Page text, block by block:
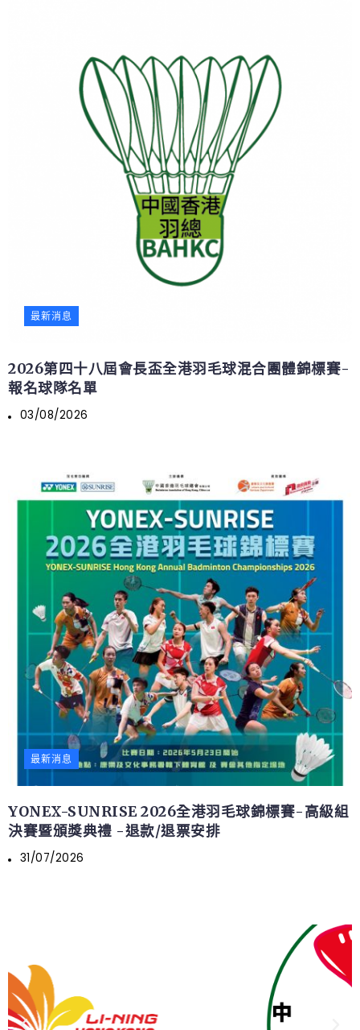
最新消息
2026第四十八屆會長盃全港羽毛球混合團體錦標賽-
報名球隊名單
03/08/2026
最新消息
YONEX-SUNRISE 2026全港羽毛球錦標賽-高級組
決賽暨頒獎典禮 -退款/退票安排
31/07/2026